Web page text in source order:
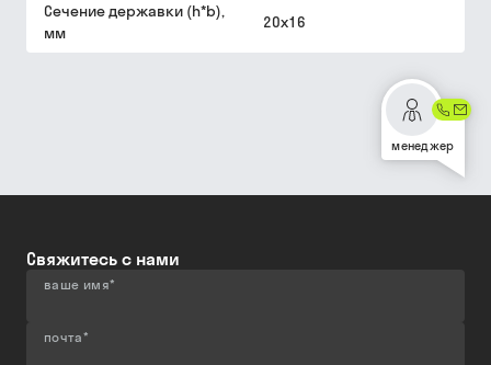
Сечение державки (h*b),
мм
20х16
менеджер
Свяжитесь с нами
ваше имя*
почта*